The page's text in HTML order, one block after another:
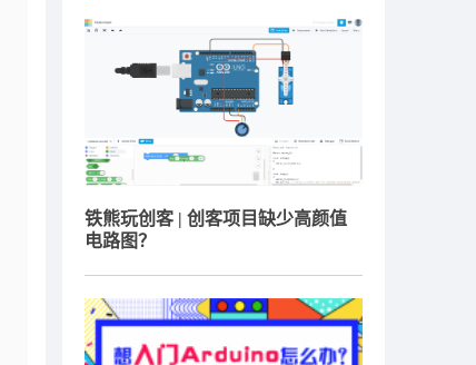
铁熊玩创客 | 创客项目缺少高颜值
电路图？